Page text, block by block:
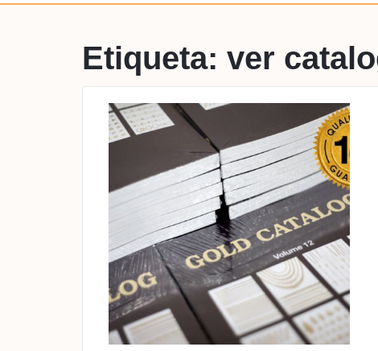
Etiqueta: ver